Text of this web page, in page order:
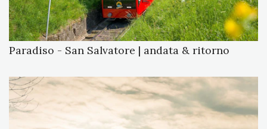
Paradiso - San Salvatore | andata & ritorno